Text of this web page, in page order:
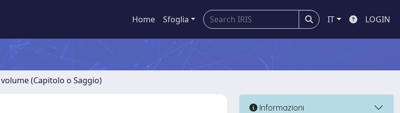
Home Sfoglia IT LOGIN
(Capitolo o Saggio)
Informazioni